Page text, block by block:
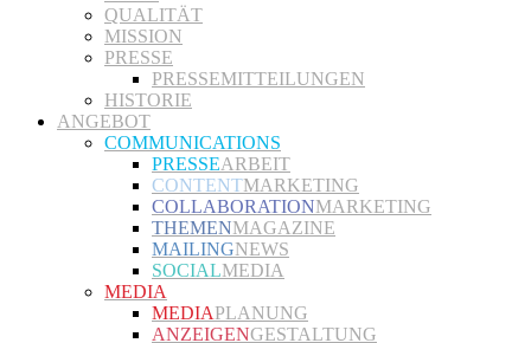
QUALITÄT
MISSION
PRESSE
PRESSEMITTEILUNGEN
HISTORIE
ANGEBOT
COMMUNICATIONS
PRESSEARBEIT
CONTENTMARKETING
COLLABORATIONMARKETING
THEMENMAGAZINE
MAILINGNEWS
SOCIALMEDIA
MEDIA
MEDIAPLANUNG
ANZEIGENGESTALTUNG